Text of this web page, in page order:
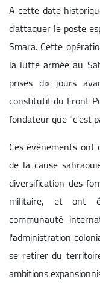
A cette date
d'attaquer le poste
Smara. Cette
la lutte armée au
prises dix jours
constitutif du Front
fondateur que "c'est
Ces évènements
de la cause
diversification des
militaire, et ont
communauté
l'administration
se retirer du
ambitions